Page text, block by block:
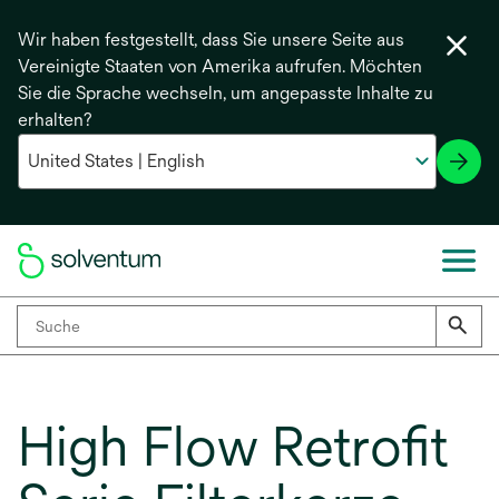
Wir haben festgestellt, dass Sie unsere Seite aus
Vereinigte Staaten von Amerika aufrufen. Möchten
Sie die Sprache wechseln, um angepasste Inhalte zu
erhalten?
High Flow Retrofit